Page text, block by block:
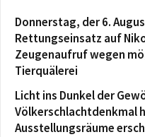
Donnerstag, der 6.
Rettungseinsatz auf
Zeugenaufruf wegen
Tierquälerei
Licht ins Dunkel der
Völkerschlachtdenkmal
Ausstellungsräume